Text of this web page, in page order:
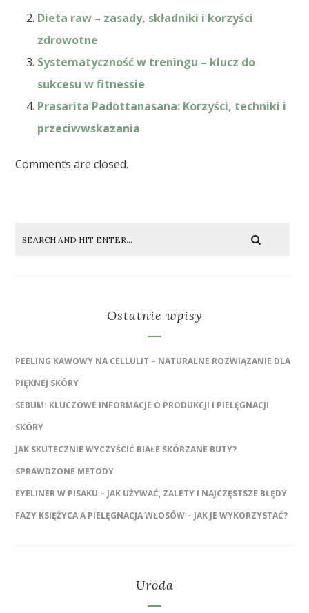
Dieta raw – zasady, składniki i korzyści
zdrowotne
Systematyczność w treningu – klucz do
sukcesu w fitnessie
Prasarita Padottanasana: Korzyści, techniki i
przeciwwskazania
Comments are closed.
Ostatnie wpisy
PEELING KAWOWY NA CELLULIT – NATURALNE ROZWIĄZANIE DLA
PIĘKNEJ SKÓRY
SEBUM: KLUCZOWE INFORMACJE O PRODUKCJI I PIELĘGNACJI
SKÓRY
JAK SKUTECZNIE WYCZYŚCIĆ BIAŁE SKÓRZANE BUTY?
SPRAWDZONE METODY
EYELINER W PISAKU – JAK UŻYWAĆ, ZALETY I NAJCZĘSTSZE BŁĘDY
FAZY KSIĘŻYCA A PIELĘGNACJA WŁOSÓW – JAK JE WYKORZYSTAĆ?
Uroda